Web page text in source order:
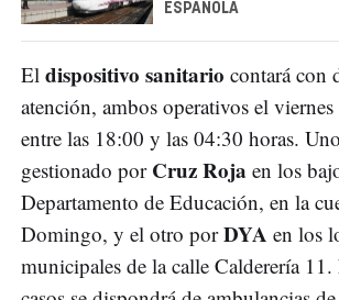
ESPAÑOLA
El dispositivo sanitario contará con
atención, ambos operativos el
entre las 18:00 y las 04:30 horas.
gestionado por Cruz Roja en los
Departamento de Educación, en la
Domingo, y el otro porDYA en los
municipales de la calle Calderería